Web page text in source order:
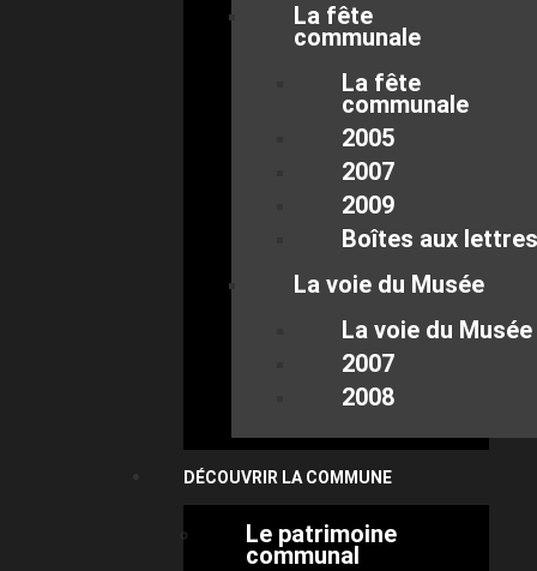
La fête
communale
La fête
communale
2005
2007
2009
Boîtes aux lettres
La voie du Musée
La voie du Musée
2007
2008
DÉCOUVRIR LA COMMUNE
Le patrimoine
communal